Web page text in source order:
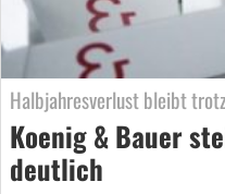
Halbjahresverlust bleibt
Koenig & Bauer
deutlich